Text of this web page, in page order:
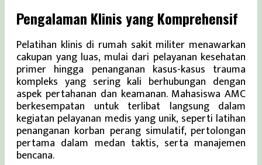
Pengalaman Klinis yang Komprehensif
Pelatihan klinis di rumah sakit militer menawarkan
cakupan yang luas, mulai dari pelayanan kesehatan
primer hingga penanganan kasus-kasus trauma
kompleks yang sering kali berhubungan dengan
aspek pertahanan dan keamanan. Mahasiswa AMC
berkesempatan untuk terlibat langsung dalam
kegiatan pelayanan medis yang unik, seperti latihan
penanganan korban perang simulatif, pertolongan
pertama dalam medan taktis, serta manajemen
bencana.